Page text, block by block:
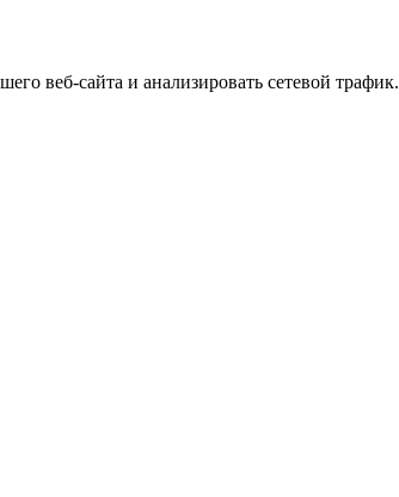
веб-сайта и анализировать сетевой трафик.